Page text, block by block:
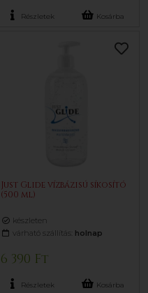
Részletek Kosárba
Just Glide vízbázisú síkosító
(500 ml)
készleten
várható szállítás: holnap
6 390 Ft
Részletek Kosárba